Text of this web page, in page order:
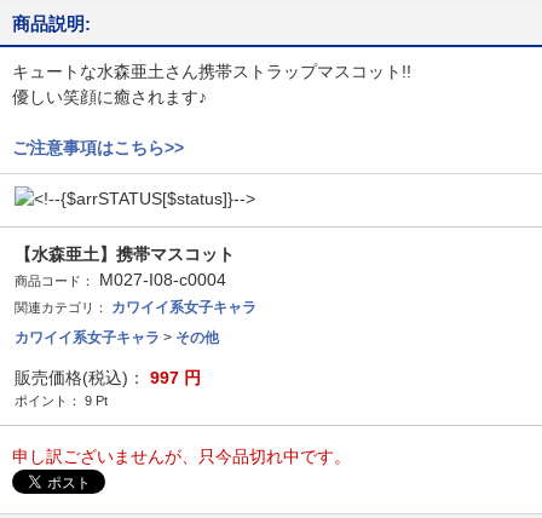
商品説明:
キュートな水森亜土さん携帯ストラップマスコット!!
優しい笑顔に癒されます♪
ご注意事項はこちら>>
【水森亜土】携帯マスコット
商品コード： M027-I08-c0004
関連カテゴリ：
カワイイ系女子キャラ
カワイイ系女子キャラ > その他
販売価格(税込)： 997 円
ポイント： 9 Pt
申し訳ございませんが、只今品切れ中です。